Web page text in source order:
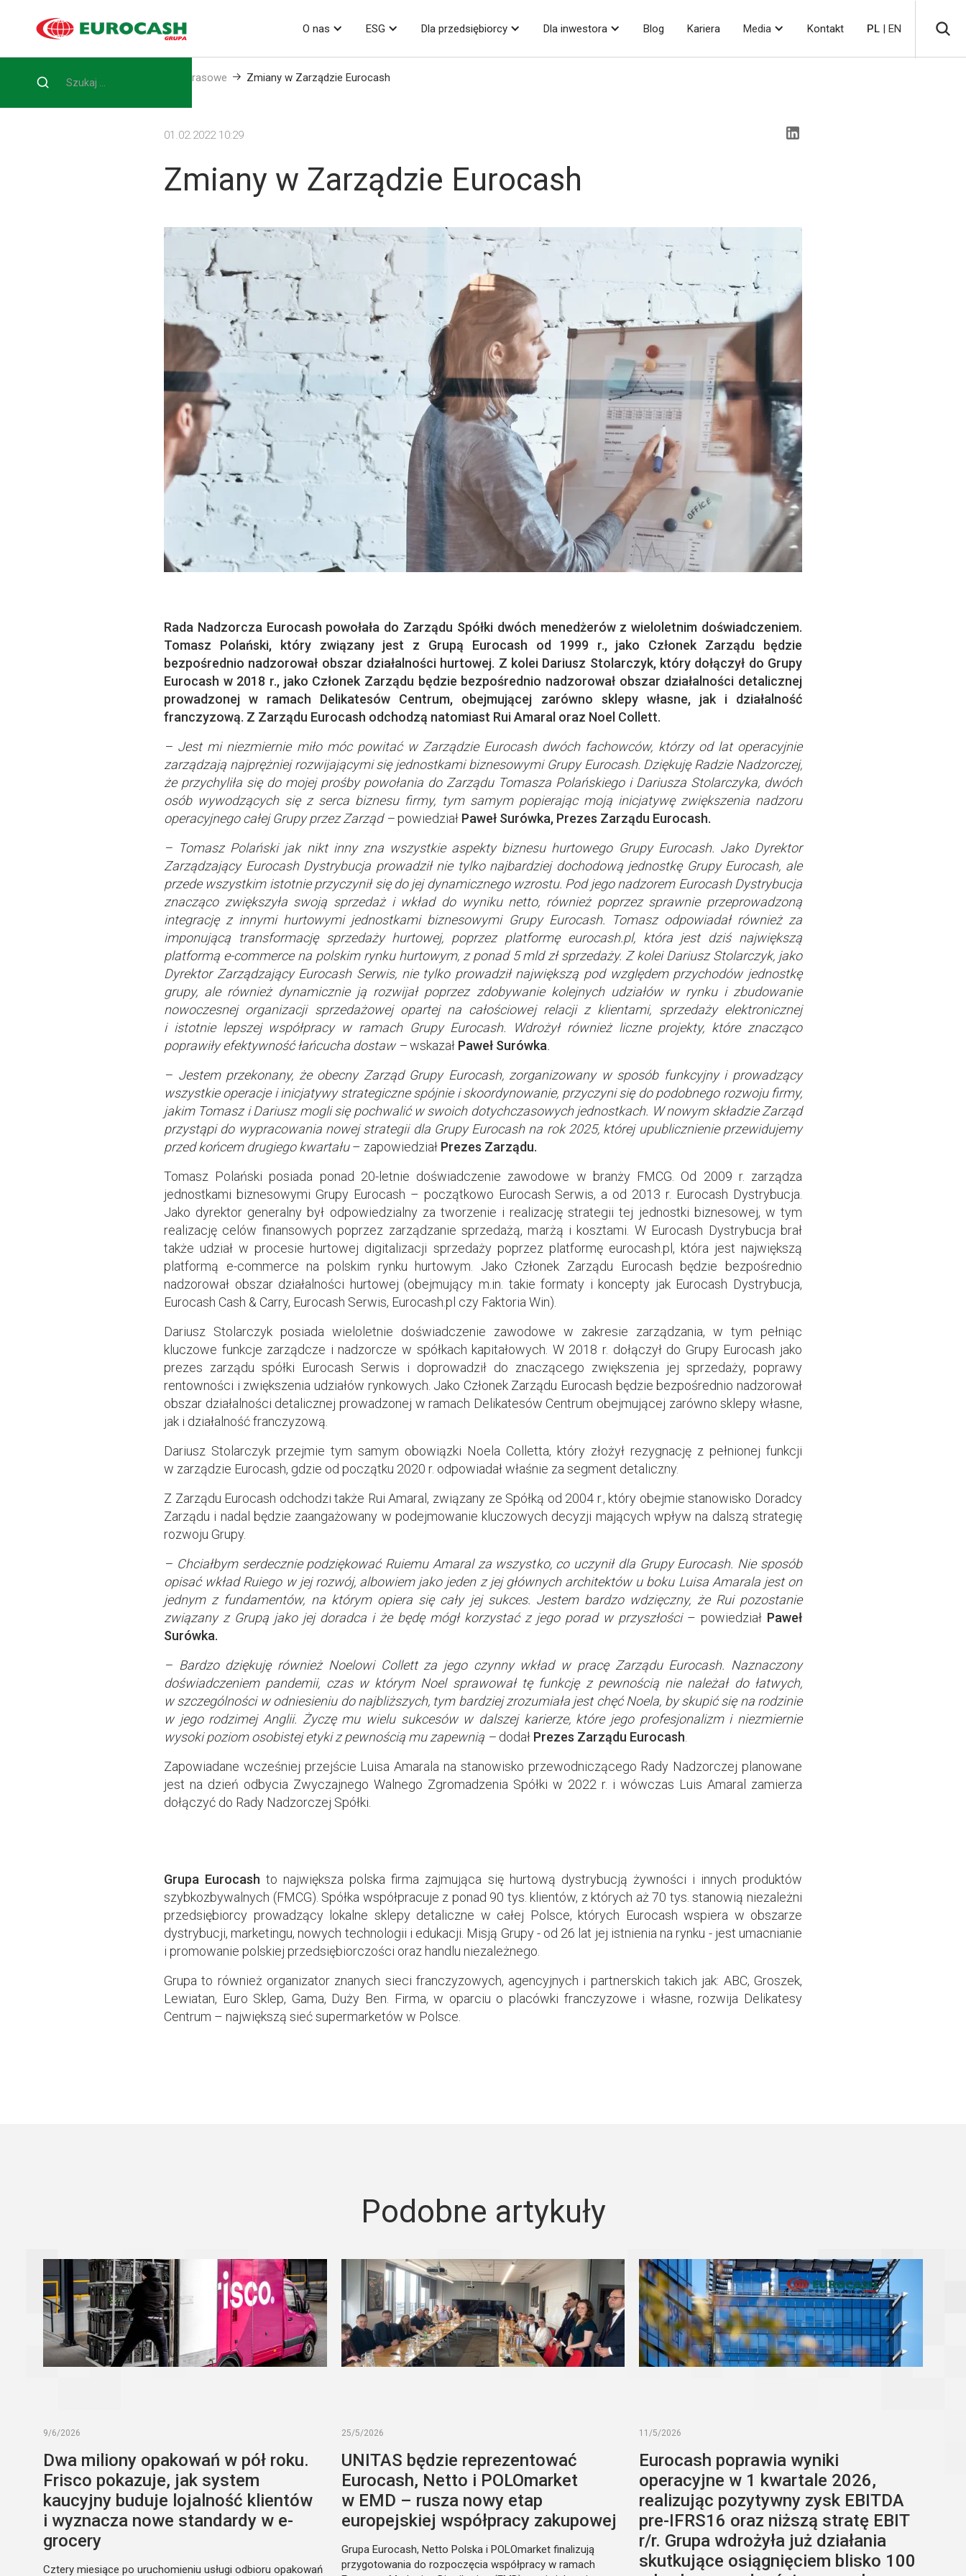
O nas ESG Dla przedsiębiorcy Dla inwestora Blog Kariera Media Kontakt PL | EN
Home Media Informacje prasowe Zmiany w Zarządzie Eurocash
01.02.2022 10:29
Zmiany w Zarządzie Eurocash
Rada Nadzorcza Eurocash powołała do Zarządu Spółki dwóch menedżerów z wieloletnim doświadczeniem.
Tomasz Polański, który związany jest z Grupą Eurocash od 1999 r., jako Członek Zarządu będzie
bezpośrednio nadzorował obszar działalności hurtowej. Z kolei Dariusz Stolarczyk, który dołączył do Grupy
Eurocash w 2018 r., jako Członek Zarządu będzie bezpośrednio nadzorował obszar działalności detalicznej
prowadzonej w ramach Delikatesów Centrum, obejmującej zarówno sklepy własne, jak i działalność
franczyzową. Z Zarządu Eurocash odchodzą natomiast Rui Amaral oraz Noel Collett.
– Jest mi niezmiernie miło móc powitać w Zarządzie Eurocash dwóch fachowców, którzy od lat operacyjnie
zarządzają najprężniej rozwijającymi się jednostkami biznesowymi Grupy Eurocash. Dziękuję Radzie Nadzorczej,
że przychyliła się do mojej prośby powołania do Zarządu Tomasza Polańskiego i Dariusza Stolarczyka, dwóch
osób wywodzących się z serca biznesu firmy, tym samym popierając moją inicjatywę zwiększenia nadzoru
operacyjnego całej Grupy przez Zarząd – powiedział Paweł Surówka, Prezes Zarządu Eurocash.
– Tomasz Polański jak nikt inny zna wszystkie aspekty biznesu hurtowego Grupy Eurocash. Jako Dyrektor
Zarządzający Eurocash Dystrybucja prowadził nie tylko najbardziej dochodową jednostkę Grupy Eurocash, ale
przede wszystkim istotnie przyczynił się do jej dynamicznego wzrostu. Pod jego nadzorem Eurocash Dystrybucja
znacząco zwiększyła swoją sprzedaż i wkład do wyniku netto, również poprzez sprawnie przeprowadzoną
integrację z innymi hurtowymi jednostkami biznesowymi Grupy Eurocash. Tomasz odpowiadał również za
imponującą transformację sprzedaży hurtowej, poprzez platformę eurocash.pl, która jest dziś największą
platformą e-commerce na polskim rynku hurtowym, z ponad 5 mld zł sprzedaży. Z kolei Dariusz Stolarczyk, jako
Dyrektor Zarządzający Eurocash Serwis, nie tylko prowadził największą pod względem przychodów jednostkę
grupy, ale również dynamicznie ją rozwijał poprzez zdobywanie kolejnych udziałów w rynku i zbudowanie
nowoczesnej organizacji sprzedażowej opartej na całościowej relacji z klientami, sprzedaży elektronicznej
i istotnie lepszej współpracy w ramach Grupy Eurocash. Wdrożył również liczne projekty, które znacząco
poprawiły efektywność łańcucha dostaw –wskazał Paweł Surówka.
– Jestem przekonany, że obecny Zarząd Grupy Eurocash, zorganizowany w sposób funkcyjny i prowadzący
wszystkie operacje i inicjatywy strategiczne spójnie i skoordynowanie, przyczyni się do podobnego rozwoju firmy,
jakim Tomasz i Dariusz mogli się pochwalić w swoich dotychczasowych jednostkach. W nowym składzie Zarząd
przystąpi do wypracowania nowej strategii dla Grupy Eurocash na rok 2025, której upublicznienie przewidujemy
przed końcem drugiego kwartału– zapowiedział Prezes Zarządu.
Tomasz Polański posiada ponad 20-letnie doświadczenie zawodowe w branży FMCG. Od 2009 r. zarządza
jednostkami biznesowymi Grupy Eurocash – początkowo Eurocash Serwis, a od 2013 r. Eurocash Dystrybucja.
Jako dyrektor generalny był odpowiedzialny za tworzenie i realizację strategii tej jednostki biznesowej, w tym
realizację celów finansowych poprzez zarządzanie sprzedażą, marżą i kosztami. W Eurocash Dystrybucja brał
także udział w procesie hurtowej digitalizacji sprzedaży poprzez platformę eurocash.pl, która jest największą
platformą e-commerce na polskim rynku hurtowym. Jako Członek Zarządu Eurocash będzie bezpośrednio
nadzorował obszar działalności hurtowej (obejmujący m.in. takie formaty i koncepty jak Eurocash Dystrybucja,
Eurocash Cash & Carry, Eurocash Serwis, Eurocash.pl czy Faktoria Win).
Dariusz Stolarczyk posiada wieloletnie doświadczenie zawodowe w zakresie zarządzania, w tym pełniąc
kluczowe funkcje zarządcze i nadzorcze w spółkach kapitałowych. W 2018 r. dołączył do Grupy Eurocash jako
prezes zarządu spółki Eurocash Serwis i doprowadził do znaczącego zwiększenia jej sprzedaży, poprawy
rentowności i zwiększenia udziałów rynkowych. Jako Członek Zarządu Eurocash będzie bezpośrednio nadzorował
obszar działalności detalicznej prowadzonej w ramach Delikatesów Centrum obejmującej zarówno sklepy własne,
jak i działalność franczyzową.
Dariusz Stolarczyk przejmie tym samym obowiązki Noela Colletta, który złożył rezygnację z pełnionej funkcji
w zarządzie Eurocash, gdzie od początku 2020 r. odpowiadał właśnie za segment detaliczny.
Z Zarządu Eurocash odchodzi także Rui Amaral, związany ze Spółką od 2004 r., który obejmie stanowisko Doradcy
Zarządu i nadal będzie zaangażowany w podejmowanie kluczowych decyzji mających wpływ na dalszą strategię
rozwoju Grupy.
– Chciałbym serdecznie podziękować Ruiemu Amaral za wszystko, co uczynił dla Grupy Eurocash. Nie sposób
opisać wkład Ruiego w jej rozwój, albowiem jako jeden z jej głównych architektów u boku Luisa Amarala jest on
jednym z fundamentów, na którym opiera się cały jej sukces. Jestem bardzo wdzięczny, że Rui pozostanie
związany z Grupą jako jej doradca i że będę mógł korzystać z jego porad w przyszłości– powiedział Paweł
Surówka.
– Bardzo dziękuję również Noelowi Collett za jego czynny wkład w pracę Zarządu Eurocash. Naznaczony
doświadczeniem pandemii, czas w którym Noel sprawował tę funkcję z pewnością nie należał do łatwych,
w szczególności w odniesieniu do najbliższych, tym bardziej zrozumiała jest chęć Noela, by skupić się na rodzinie
w jego rodzimej Anglii. Życzę mu wielu sukcesów w dalszej karierze, które jego profesjonalizm i niezmiernie
wysoki poziom osobistej etyki z pewnością mu zapewnią – dodał Prezes Zarządu Eurocash
Zapowiadane wcześniej przejście Luisa Amarala na stanowisko przewodniczącego Rady Nadzorczej planowane
jest na dzień odbycia Zwyczajnego Walnego Zgromadzenia Spółki w 2022 r. i wówczas Luis Amaral zamierza
dołączyć do Rady Nadzorczej Spółki.
Grupa Eurocashto największa polska firma zajmująca się hurtową dystrybucją żywności i innych produktów
szybkozbywalnych (FMCG). Spółka współpracuje z ponad 90 tys. klientów, z których aż 70 tys. stanowią niezależni
przedsiębiorcy prowadzący lokalne sklepy detaliczne w całej Polsce, których Eurocash wspiera w obszarze
dystrybucji, marketingu, nowych technologii i edukacji. Misją Grupy - od 26 lat jej istnienia na rynku - jest umacnianie
i promowanie polskiej przedsiębiorczości oraz handlu niezależnego.
Grupa to również organizator znanych sieci franczyzowych, agencyjnych i partnerskich takich jak: ABC, Groszek,
Lewiatan, Euro Sklep, Gama, Duży Ben. Firma, w oparciu o placówki franczyzowe i własne, rozwija Delikatesy
Centrum – największą sieć supermarketów w Polsce.
Podobne artykuły
9/6/2026
Dwa miliony opakowań w pół roku.
Frisco pokazuje, jak system
kaucyjny buduje lojalność klientów
i wyznacza nowe standardy w e-
grocery
Cztery miesiące po uruchomieniu usługi odbioru opakowań
25/5/2026
UNITAS będzie reprezentować
Eurocash, Netto i POLOmarket
w EMD – rusza nowy etap
europejskiej współpracy zakupowej
Grupa Eurocash, Netto Polska i POLOmarket finalizują
przygotowania do rozpoczęcia współpracy w ramach
11/5/2026
Eurocash poprawia wyniki
operacyjne w 1 kwartale 2026,
realizując pozytywny zysk EBITDA
pre-IFRS16 oraz niższą stratę EBIT
r/r. Grupa wdrożyła już działania
skutkujące osiągnięciem blisko 100